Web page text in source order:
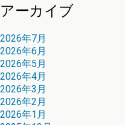
アーカイブ
2026年7月
2026年6月
2026年5月
2026年4月
2026年3月
2026年2月
2026年1月